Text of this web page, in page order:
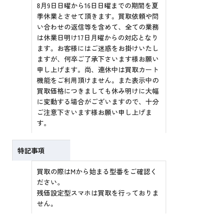
8月9日日曜から16日日曜までの期間を夏
季休業とさせて頂きます。買取依頼や問
い合わせの返信等を含めて、全ての業務
は休業日明け17日月曜からの対応となり
ます。お客様にはご迷惑をお掛けいたし
ますが、何卒ご了承下さいます様お願い
申し上げます。尚、連休中は買取カート
機能をご利用頂けません。また表示中の
買取価格につきましても休み明けに大幅
に変動する場合がございますので、十分
ご注意下さいます様お願い申し上げま
す。
特記事項
買取の際はMから始まる型番をご確認く
ださい。
残価設定型スマホは買取を行っておりま
せん。